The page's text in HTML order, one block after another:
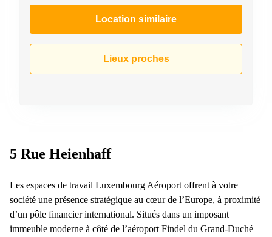
Location similaire
Lieux proches
5 Rue Heienhaff
Les espaces de travail Luxembourg Aéroport offrent à votre
société une présence stratégique au cœur de l’Europe, à proximité
d’un pôle financier international. Situés dans un imposant
immeuble moderne à côté de l’aéroport Findel du Grand-Duché